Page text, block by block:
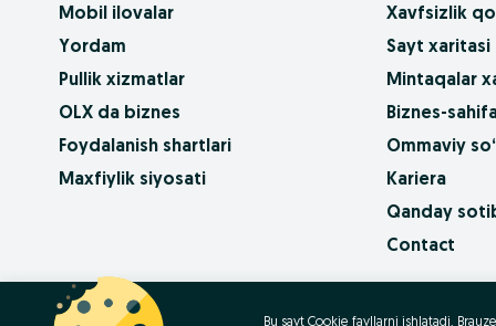
Mobil ilovalar
Yordam
Pullik xizmatlar
OLX da biznes
Foydalanish shartlari
Maxfiylik siyosati
Xavfsizlik
Sayt xaritasi
Mintaqalar
Biznes-
Ommaviy
Kariera
Qanday
Contact
OLX.bg
Bu sayt Cookie fayllarni ishlatadi.